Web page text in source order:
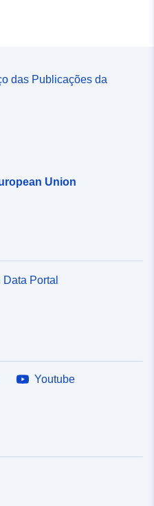
das Publicações da
Union
Portal
Youtube